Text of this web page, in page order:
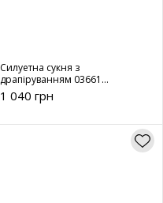
Силуетна сукня з
драпіруванням 03661
кремовий
1 040 грн